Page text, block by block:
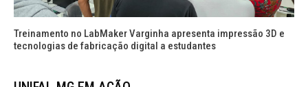
Treinamento no LabMaker Varginha apresenta impressão 3D e
tecnologias de fabricação digital a estudantes